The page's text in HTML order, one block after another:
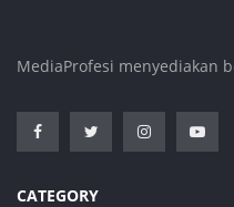
MediaProfesi menyediakan
CATEGORY